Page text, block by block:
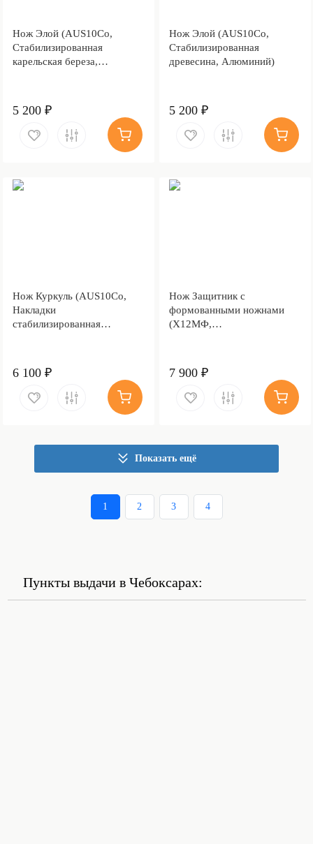
Нож Элой (AUS10Co,
Стабилизированная
карельская береза,
5 200 ₽
Нож Элой (AUS10Co,
Стабилизированная
древесина, Алюминий)
5 200 ₽
Нож Куркуль (AUS10Co,
Накладки
стабилизированная
Stonewash)
6 100 ₽
Нож Защитник с
формованными ножнами
(Х12МФ,
7 900 ₽
Показать ещё
1 2 3 4
Пункты выдачи в Чебоксарах: